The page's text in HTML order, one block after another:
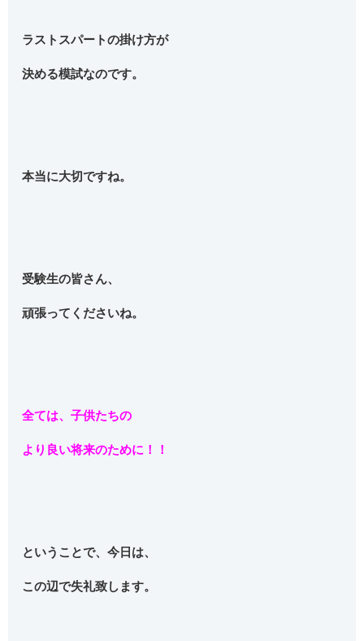
ラストスパートの掛け方が
決める模試なのです。
本当に大切ですね。
受験生の皆さん、
頑張ってくださいね。
全ては、子供たちの
より良い将来のために！！
ということで、今日は、
この辺で失礼致します。